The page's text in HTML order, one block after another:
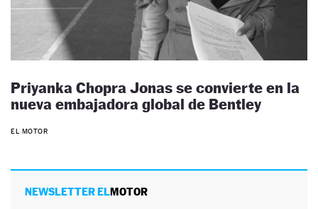
Priyanka Chopra Jonas se convierte en la
nueva embajadora global de Bentley
EL MOTOR
NEWSLETTER ELMOTOR